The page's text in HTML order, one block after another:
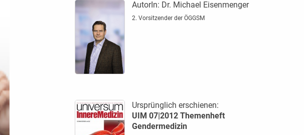
AutorIn: Dr. Michael Eisenmenger
2. Vorsitzender der ÖGGSM
Ursprünglich erschienen:
UIM 07|2012 Themenheft
Gendermedizin